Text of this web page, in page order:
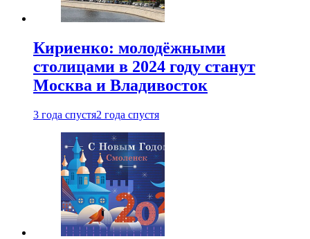
Кириенко: молодёжными
столицами в 2024 году станут
Москва и Владивосток
3 года спустя2 года спустя